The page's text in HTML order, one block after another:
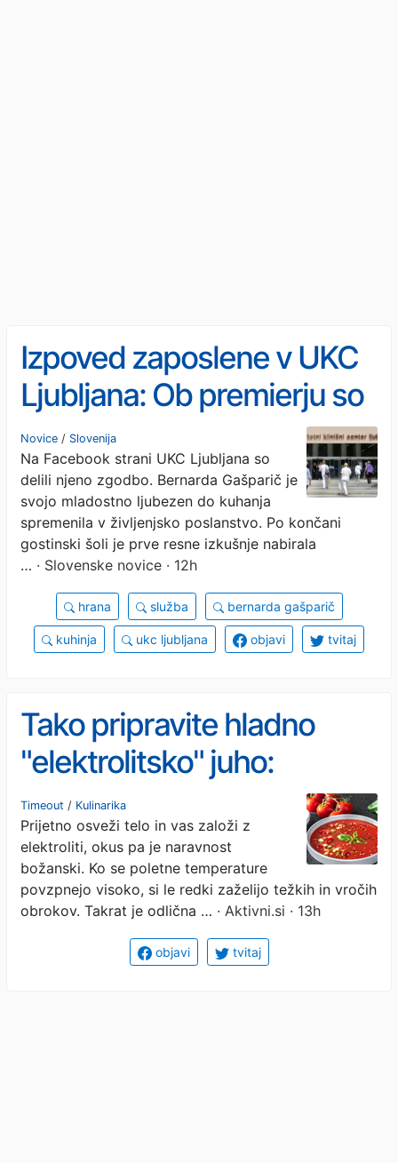
Izpoved zaposlene v UKC
Ljubljana: Ob premierju so
se ji tresle roke (FOTO)
Novice / Slovenija
Na Facebook strani UKC Ljubljana so
delili njeno zgodbo. Bernarda Gašparič je
svojo mladostno ljubezen do kuhanja
spremenila v življenjsko poslanstvo. Po končani
gostinski šoli je prve resne izkušnje nabirala
… · Slovenske novice · 12h
hrana služba bernarda gašparič
kuhinja ukc ljubljana objavi tvitaj
Tako pripravite hladno
"elektrolitsko" juho:
osvežilna poletna jed brez
kuhanja, polna vitaminov
Timeout / Kulinarika
Prijetno osveži telo in vas založi z
elektroliti, okus pa je naravnost
božanski. Ko se poletne temperature
povzpnejo visoko, si le redki zaželijo težkih in vročih
obrokov. Takrat je odlična … · Aktivni.si · 13h
objavi tvitaj